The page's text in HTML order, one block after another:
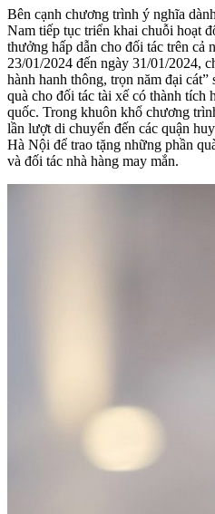
Bên cạnh chương trình ý nghĩa
Nam tiếp tục triển khai chuỗi hoạt
thưởng hấp dẫn cho đối tác trên cả
23/01/2024 đến ngày 31/01/2024,
hành hanh thông, trọn năm đại cát”
quà cho đối tác tài xế có thành tích
quốc. Trong khuôn khổ chương
lần lượt di chuyển đến các quận
Hà Nội để trao tặng những phần
và đối tác nhà hàng may mắn.